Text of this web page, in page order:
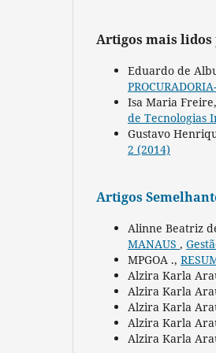
Artigos mais lidos
Eduardo de
Isa Maria
de Tecnologias
Gustavo
2 (2014)
Artigos
Alinne Beatriz
MANAUS ,
MPGOA .,
Alzira Karla
Alzira Karla
Alzira Karla
Alzira Karla
Alzira Karla